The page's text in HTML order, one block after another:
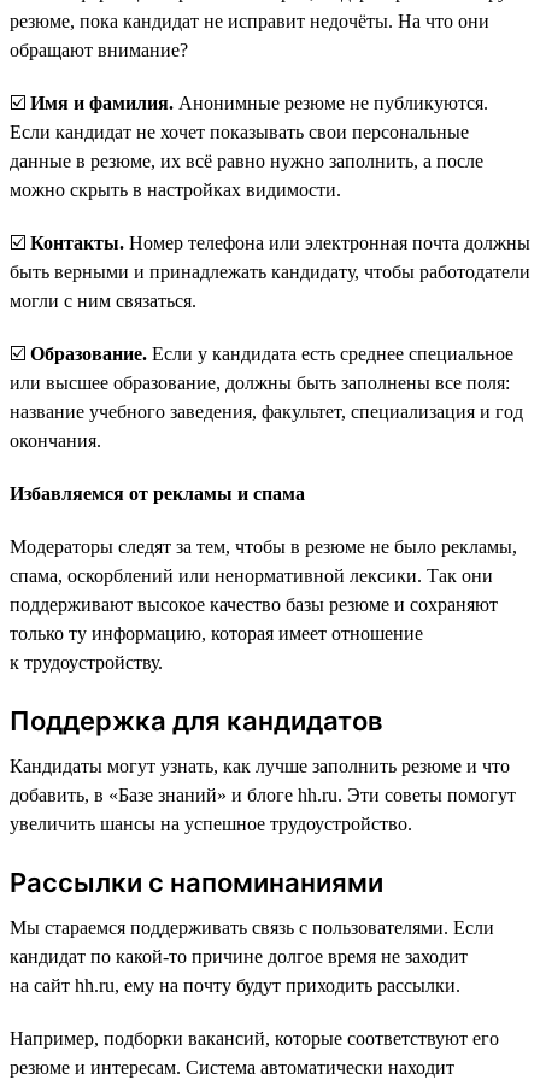
резюме, пока кандидат не исправит недочёты. На что они
обращают внимание?
☑️ Имя и фамилия. Анонимные резюме не публикуются.
Если кандидат не хочет показывать свои персональные
данные в резюме, их всё равно нужно заполнить, а после
можно скрыть в настройках видимости.
☑️ Контакты. Номер телефона или электронная почта должны
быть верными и принадлежать кандидату, чтобы работодатели
могли с ним связаться.
☑️ Образование. Если у кандидата есть среднее специальное
или высшее образование, должны быть заполнены все поля:
название учебного заведения, факультет, специализация и год
окончания.
Избавляемся от рекламы и спама
Модераторы следят за тем, чтобы в резюме не было рекламы,
спама, оскорблений или ненормативной лексики. Так они
поддерживают высокое качество базы резюме и сохраняют
только ту информацию, которая имеет отношение
к трудоустройству.
Поддержка для кандидатов
Кандидаты могут узнать, как лучше заполнить резюме и что
добавить, в «Базе знаний» и блоге hh.ru. Эти советы помогут
увеличить шансы на успешное трудоустройство.
Рассылки с напоминаниями
Мы стараемся поддерживать связь с пользователями. Если
кандидат по какой-то причине долгое время не заходит
на сайт hh.ru, ему на почту будут приходить рассылки.
Например, подборки вакансий, которые соответствуют его
резюме и интересам. Система автоматически находит